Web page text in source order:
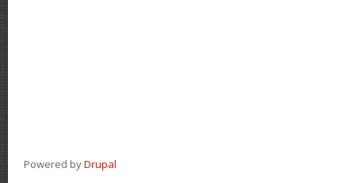
Powered byDrupal